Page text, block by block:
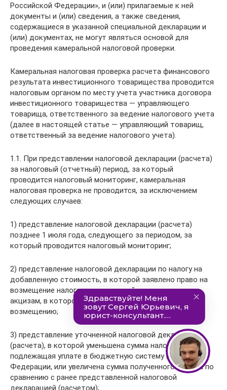
Российской Федерации», и (или) прилагаемые к ней
документы и (или) сведения, а также сведения,
содержащиеся в указанной специальной декларации и
(или) документах, не могут являться основой для
проведения камеральной налоговой проверки.
Камеральная налоговая проверка расчета финансового
результата инвестиционного товарищества проводится
налоговым органом по месту учета участника договора
инвестиционного товарищества — управляющего
товарища, ответственного за ведение налогового учета
(далее в настоящей статье — управляющий товарищ,
ответственный за ведение налогового учета).
1.1. При представлении налоговой декларации (расчета)
за налоговый (отчетный) период, за который
проводится налоговый мониторинг, камеральная
налоговая проверка не проводится, за исключением
следующих случаев:
1) представление налоговой декларации (расчета)
позднее 1 июля года, следующего за периодом, за
который проводится налоговый мониторинг;
2) представление налоговой декларации по налогу на
добавленную стоимость, в которой заявлено право на
возмещение налога, или налоговой декларации по
акцизам, в которой заявлена сумма акциза к
возмещению;
3) представление уточненной налоговой декларации
(расчета), в которой уменьшена сумма налога,
подлежащая уплате в бюджетную систему Российской
Федерации, или увеличена сумма полученного убытка по
сравнению с ранее представленной налоговой
декларацией (расчетом);